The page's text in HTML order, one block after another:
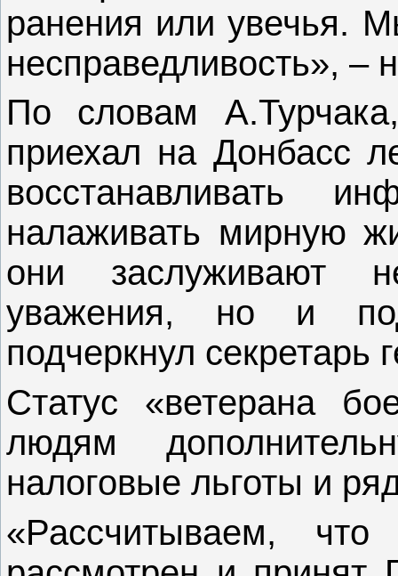
ранения или увечья.
несправедливость», –
По словам
приехал на Донбасс
восстанавливать
налаживать мирную
они заслуживают
уважения, но и
подчеркнул секретарь
Статус «ветерана
людям
налоговые льготы и
«Рассчитываем,